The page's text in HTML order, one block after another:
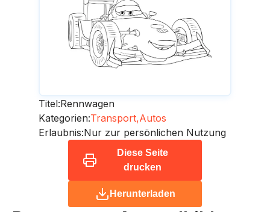
Titel:Rennwagen
Kategorien:Transport,Autos
Erlaubnis:Nur zur persönlichen Nutzung
Diese Seite
drucken
Herunterladen